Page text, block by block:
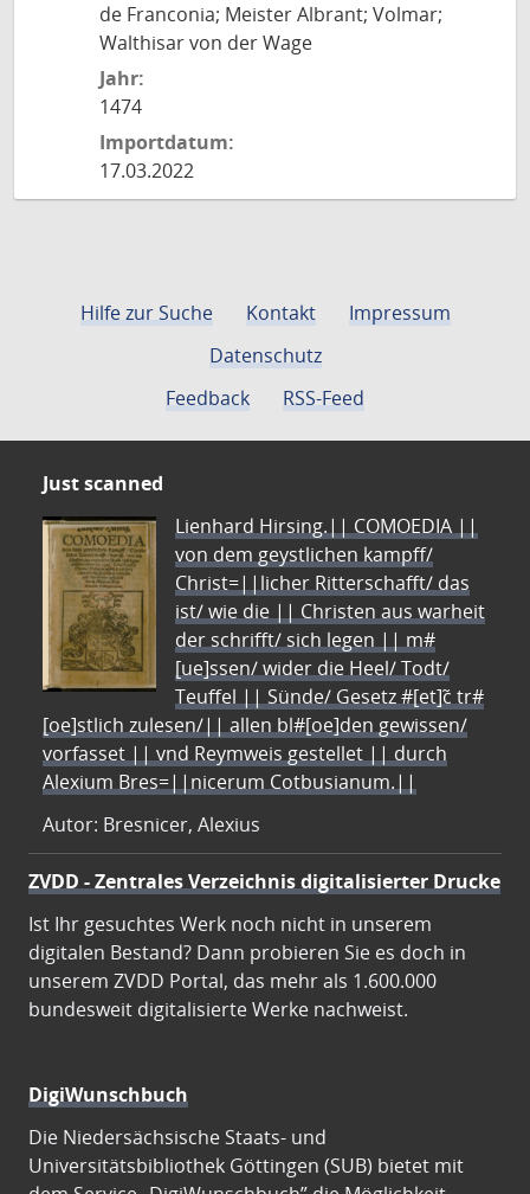
de Franconia; Meister Albrant; Volmar;
Walthisar von der Wage
Jahr:
1474
Importdatum:
17.03.2022
Hilfe zur Suche Kontakt
Impressum
Datenschutz
Feedback
RSS-Feed
Just scanned
Lienhard Hirsing.|| COMOEDIA ||
von dem geystlichen kampff/
Christ=||licher Ritterschafft/ das
ist/ wie die || Christen aus warheit
der schrifft/ sich legen || m#
[ue]ssen/ wider die Heel/ Todt/
Teuffel || Sünde/ Gesetz #[et]c̃ tr#
[oe]stlich zulesen/|| allen bl#[oe]den gewissen/
vorfasset || vnd Reymweis gestellet || durch
Alexium Bres=||nicerum Cotbusianum.||
Autor: Bresnicer, Alexius
ZVDD - Zentrales Verzeichnis digitalisierter Drucke
Ist Ihr gesuchtes Werk noch nicht in unserem
digitalen Bestand? Dann probieren Sie es doch in
unserem ZVDD Portal, das mehr als 1.600.000
bundesweit digitalisierte Werke nachweist.
DigiWunschbuch
Die Niedersächsische Staats- und
Universitätsbibliothek Göttingen (SUB) bietet mit